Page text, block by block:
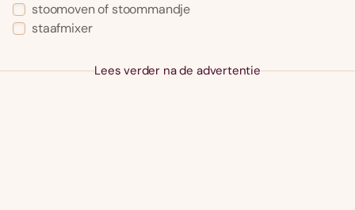
stoomoven of stoommandje
staafmixer
Lees verder na de advertentie